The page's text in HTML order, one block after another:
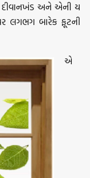
અને એની ય
લગભગ બારેક ફૂટની
એ